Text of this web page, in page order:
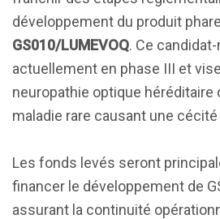
développement du produit
GS010/LUMEVOQ. Ce
actuellement en phase III et
neuropathie optique héréditaire
maladie rare causant une
Les fonds levés seront
financer le développement de
assurant la continuité